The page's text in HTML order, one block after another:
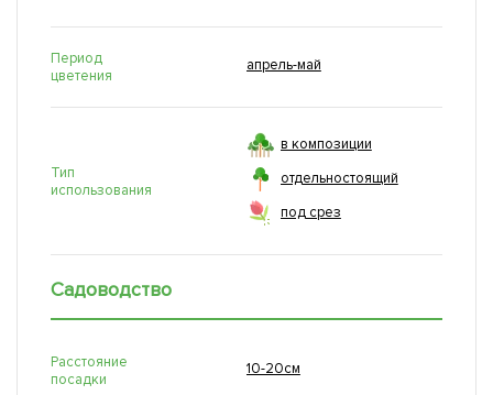
Период
цветения
апрель-май
Тип
использования
в композиции
отдельностоящий
под срез
Садоводство
Расстояние
посадки
10-20см